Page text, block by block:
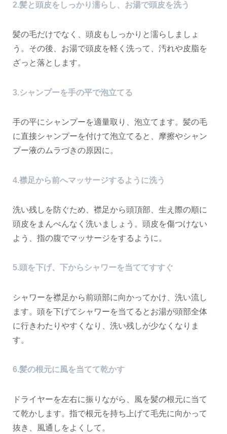
2.髪と頭皮をしっかり濡らし、お湯で頭皮を洗う
髪の毛だけでなく、頭皮もしっかりと濡らしましょ
う。その後、お湯で頭皮を軽く洗って、汚れや皮脂を
ざっと落とします。
3.シャンプーを手の平で泡立てる
手の平にシャンプーを適量取り、泡立てます。髪の毛
に直接シャンプーを付けて泡立てると、摩擦やシャン
プー液のムラづきの原因に。
4.襟足から前へマッサージするように洗う
洗い残しを防ぐため、襟足から頭頂部、生え際の順に
頭皮をまんべんなく洗いましょう。頭皮を傷つけない
よう、指の腹でマッサージをするように。
5.頭を下げ、下からシャワーを当ててすすぐ
シャワーを襟足から前頭部に向かってかけ、洗い流し
ます。頭を下げてシャワーを当てるとお湯が頭部全体
に行きわたりやすくなり、洗い残しが少なくなりま
す。
6.髪の根元に風を当てて乾かす
ドライヤーを左右に振りながら、風を髪の根元に当て
て乾かします。指で根元を持ち上げて毛先に向かって
抜き、風通しをよくして。